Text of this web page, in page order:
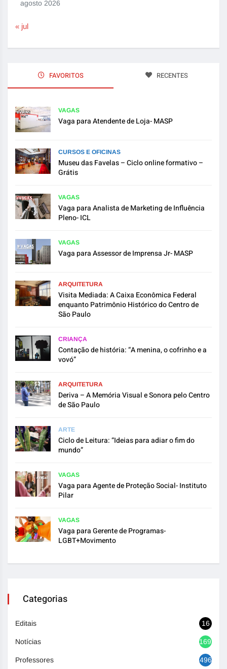
agosto 2026
« jul
FAVORITOS RECENTES
VAGAS
Vaga para Atendente de Loja- MASP
CURSOS E OFICINAS
Museu das Favelas – Ciclo online formativo –
Grátis
VAGAS
Vaga para Analista de Marketing de Influência
Pleno- ICL
VAGAS
Vaga para Assessor de Imprensa Jr- MASP
ARQUITETURA
Visita Mediada: A Caixa Econômica Federal
enquanto Patrimônio Histórico do Centro de
São Paulo
CRIANÇA
Contação de história: “A menina, o cofrinho e a
vovó”
ARQUITETURA
Deriva – A Memória Visual e Sonora pelo Centro
de São Paulo
ARTE
Ciclo de Leitura: “Ideias para adiar o fim do
mundo”
VAGAS
Vaga para Agente de Proteção Social- Instituto
Pilar
VAGAS
Vaga para Gerente de Programas-
LGBT+Movimento
Categorias
Editais 16
Notícias 1692
Professores 496